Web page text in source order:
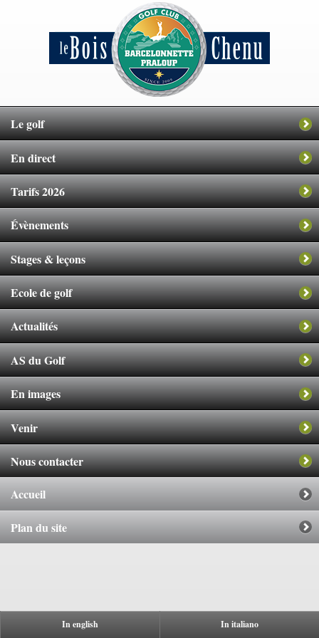
Le golf
En direct
Tarifs 2026
Évènements
Stages & leçons
Ecole de golf
Actualités
AS du Golf
En images
Venir
Nous contacter
Accueil
Plan du site
In english In italiano